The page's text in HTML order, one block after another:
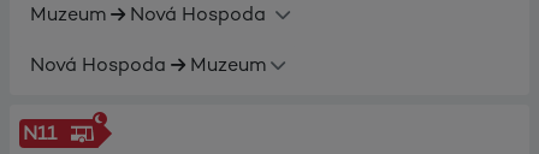
Muzeum
Nová Hospoda
Nová Hospoda
Muzeum
N11